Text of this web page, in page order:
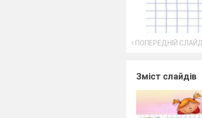
ПОПЕРЕДНІЙ СЛАЙД
Зміст слайдів